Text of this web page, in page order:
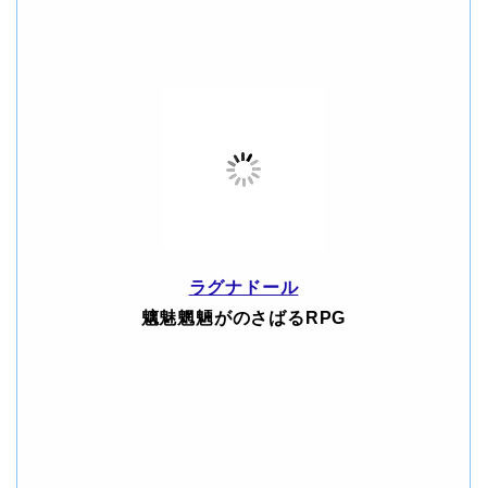
ラグナドール
魑魅魍魎がのさばるRPG